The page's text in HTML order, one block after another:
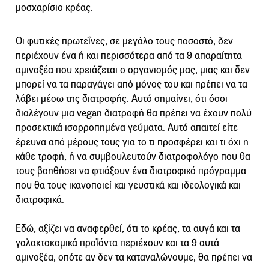
μοσχαρίσιο κρέας.
Οι φυτικές πρωτεΐνες, σε μεγάλο τους ποσοστό, δεν
περιέχουν ένα ή και περισσότερα από τα 9 απαραίτητα
αμινοξέα που χρειάζεται ο οργανισμός μας, μιας και δεν
μπορεί να τα παραγάγει από μόνος του και πρέπει να τα
λάβει μέσω της διατροφής. Αυτό σημαίνει, ότι όσοι
διαλέγουν μια vegan διατροφή θα πρέπει να έχουν πολύ
προσεκτικά ισορροπημένα γεύματα. Αυτό απαιτεί είτε
έρευνα από μέρους τους για το τι προσφέρει και τι όχι η
κάθε τροφή, ή να συμβουλευτούν διατροφολόγο που θα
τους βοηθήσει να φτιάξουν ένα διατροφικό πρόγραμμα
που θα τους ικανοποιεί και γευστικά και ιδεολογικά και
διατροφικά.
Εδώ, αξίζει να αναφερθεί, ότι το κρέας, τα αυγά και τα
γαλακτοκομικά προϊόντα περιέχουν και τα 9 αυτά
αμινοξέα, οπότε αν δεν τα καταναλώνουμε, θα πρέπει να